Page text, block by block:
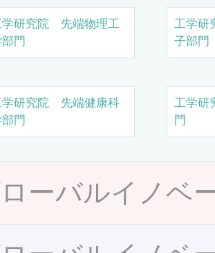
学研究院 先端物理工
門
工学研
子部門
学研究院 先端健康科
門
工学研
門
ーバルイノベ